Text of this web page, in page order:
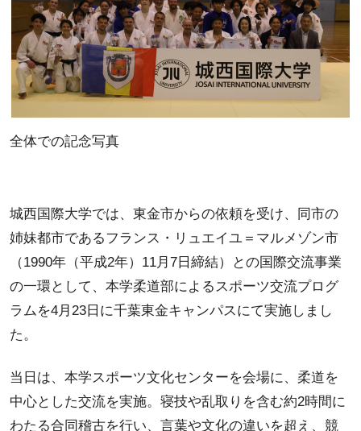
全体での記念写真
城西国際大学では、東金市からの依頼を受け、同市の
姉妹都市であるフランス・リュエイユ＝マルメゾン市
（1990年（平成2年）11月7日締結）との国際交流事業
の一環として、本学柔道部によるスポーツ交流プログ
ラムを4月23日に千葉東金キャンパスにて実施しまし
た。
当日は、本学スポーツ文化センターを会場に、柔道を
中心とした交流を実施。寝技や乱取りを含む約2時間に
わたる合同稽古を行い、言葉や文化の違いを超え、競